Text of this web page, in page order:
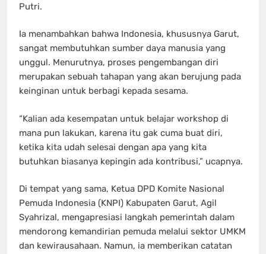
Putri.
Ia menambahkan bahwa Indonesia, khususnya Garut,
sangat membutuhkan sumber daya manusia yang
unggul. Menurutnya, proses pengembangan diri
merupakan sebuah tahapan yang akan berujung pada
keinginan untuk berbagi kepada sesama.
“Kalian ada kesempatan untuk belajar workshop di
mana pun lakukan, karena itu gak cuma buat diri,
ketika kita udah selesai dengan apa yang kita
butuhkan biasanya kepingin ada kontribusi,” ucapnya.
Di tempat yang sama, Ketua DPD Komite Nasional
Pemuda Indonesia (KNPI) Kabupaten Garut, Agil
Syahrizal, mengapresiasi langkah pemerintah dalam
mendorong kemandirian pemuda melalui sektor UMKM
dan kewirausahaan. Namun, ia memberikan catatan